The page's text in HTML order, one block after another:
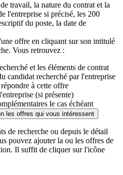
travail, la nature du contrat et la
l'entreprise si précisé, les 200
du poste, la date de
offre en cliquant sur son intitulé
Vous retrouvez :
et les éléments de contrat
candidat recherché par l'entreprise
à cette offre
(si présente)
le cas échéant
les offres qui vous intéressent
de recherche ou depuis le détail
pouvez ajouter la ou les offres de
Il suffit de cliquer sur l'icône